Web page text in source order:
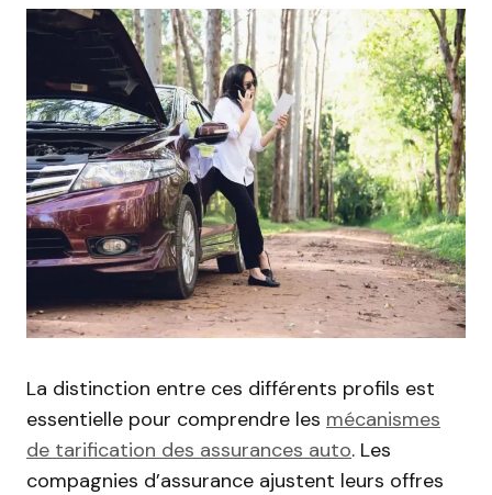
La distinction entre ces différents profils est
essentielle pour comprendre les mécanismes
de tarification des assurances auto. Les
compagnies d’assurance ajustent leurs offres